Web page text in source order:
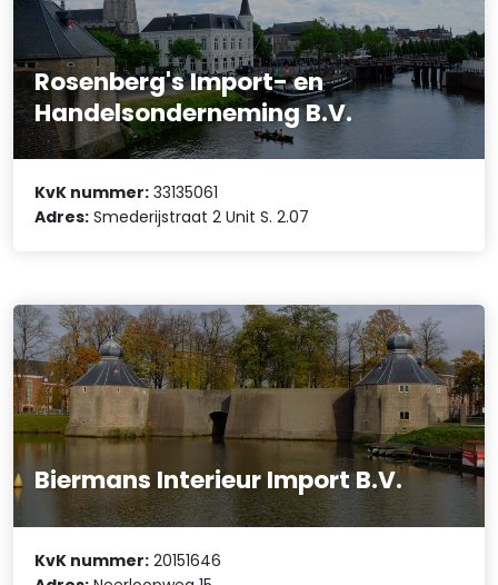
Rosenberg's Import- en
Handelsonderneming B.V.
KvK nummer: 33135061
Adres: Smederijstraat 2 Unit S. 2.07
Biermans Interieur Import B.V.
KvK nummer: 20151646